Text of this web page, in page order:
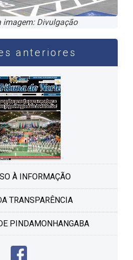
imagem: Divulgação
anteriores
À INFORMAÇÃO
TRANSPARÊNCIA
PINDAMONHANGABA